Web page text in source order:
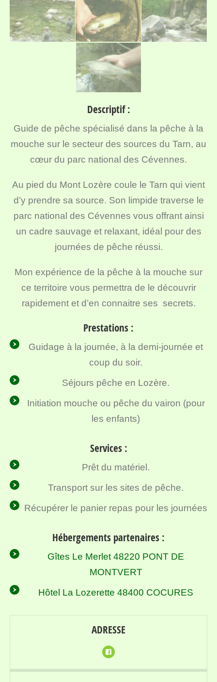
Descriptif :
Guide de pêche spécialisé dans la pêche à la
mouche sur le secteur des sources du Tarn, au
cœur du parc national des Cévennes.
Au pied du Mont Lozère coule le Tarn qui vient
d’y prendre sa source. Son limpide traverse le
parc national des Cévennes vous offrant ainsi
un cadre sauvage et relaxant, idéal pour des
journées de pêche réussi.
Mon expérience de la pêche à la mouche sur
ce territoire vous permettra de le découvrir
rapidement et d’en connaitre ses secrets.
Prestations :
Guidage à la journée, à la demi-journée et
coup du soir.
Séjours pêche en Lozère.
Initiation mouche ou pêche du vairon (pour
les enfants)
Services :
Prêt du matériel.
Transport sur les sites de pêche.
Récupérer le panier repas pour les journées
Hébergements partenaires :
Gîtes Le Merlet 48220 PONT DE
MONTVERT
Hôtel La Lozerette 48400 COCURES
ADRESSE